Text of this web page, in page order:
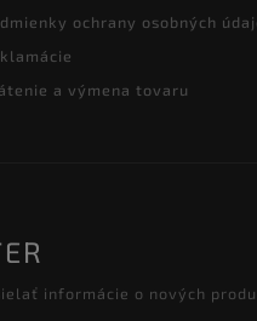
ochrany osobných
a výmena tovaru
informácie o nových